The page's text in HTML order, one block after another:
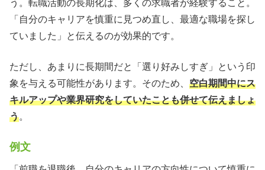
う。転職活動の長期化は、多くの求職者が経験すること。
「自分のキャリアを慎重に見つめ直し、最適な職場を探し
ていました」と伝えるのが効果的です。
ただし、あまりに長期間だと「選り好みしすぎ」という印
象を与える可能性があります。そのため、 空白期間中にス
キルアップや業界研究をしていたことも併せて伝えましょ
う。
例文